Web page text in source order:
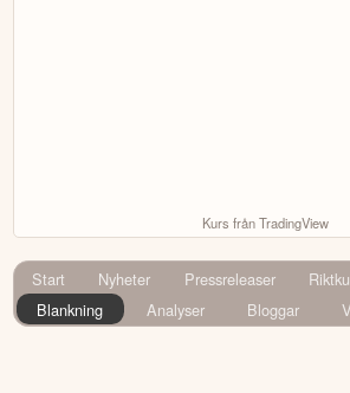
Kurs från TradingView
Start Nyheter Pressreleaser
Blankning
Analyser Bloggar